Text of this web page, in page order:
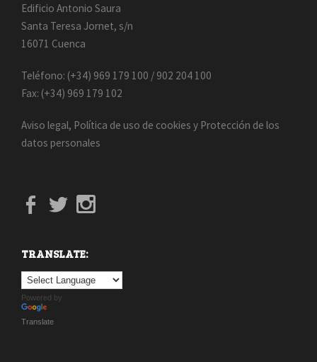
Edificio Antonio Saura
Santa Teresa Jornet, s/n
16071 Cuenca
Teléfono: (+34) 969 179 100 / 902 204 100
Fax: (+34) 969 179 102
Aviso legal, Política de uso de cookies y Protección de los
datos personales
TRANSLATE:
Powered by
Translate